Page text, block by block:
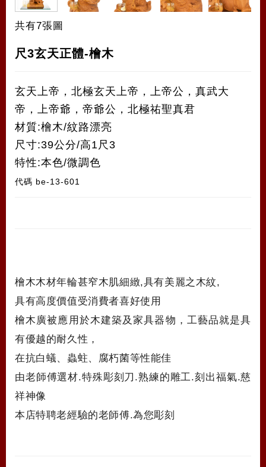
共有7張圖
尺3玄天正體-檜木
玄天上帝，北極玄天上帝，上帝公，真武大
帝，上帝爺，帝爺公，北極祐聖真君
材質:檜木/紋路漂亮
尺寸:39公分/高1尺3
特性:本色/微調色
代碼 be-13-601
檜木木材年輪甚窄木肌細緻,具有美麗之木紋,
具有高度價值受消費者喜好使用
檜木廣被應用於木建築及家具器物，工藝品就是具
有優越的耐久性，
在抗白蟻、蟲蛀、腐朽菌等性能佳
由老師傅選材.特殊彫刻刀.熟練的雕工.刻出福氣.慈
祥神像
本店特聘老經驗的老師傅.為您彫刻